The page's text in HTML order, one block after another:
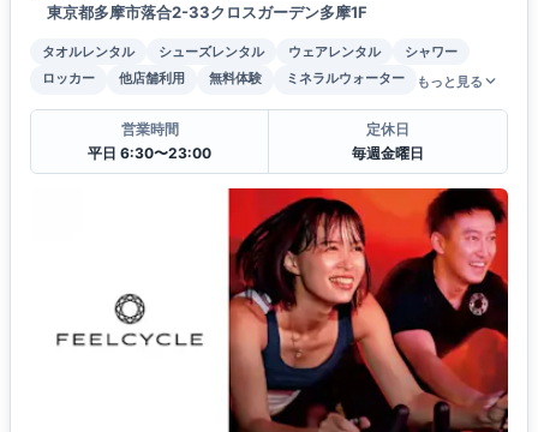
東京都多摩市落合2-33クロスガーデン多摩1F
タオルレンタル シューズレンタル ウェアレンタル
シャワー
ロッカー
他店舗利用 無料体験 ミネラルウォーター もっと見る
営業時間
平日 6:30〜23:00
定休日
毎週金曜日